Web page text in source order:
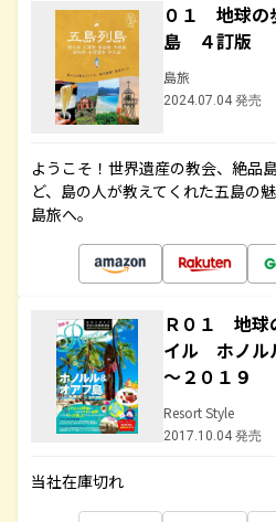
０１ 地球
島 ４訂版
島旅
2024.07.04 発売
ようこそ！世界遺産の教会、絶品
ど、島の人が教えてくれた五島の
島旅へ。
Ｒ０１ 地球
イル ホノル
～２０１９
Resort Style
2017.10.04 発売
当社在庫切れ